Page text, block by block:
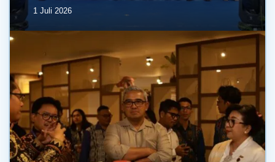
1 Juli 2026